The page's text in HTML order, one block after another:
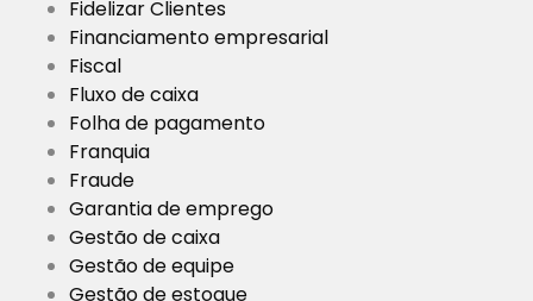
Fidelizar Clientes
Financiamento empresarial
Fiscal
Fluxo de caixa
Folha de pagamento
Franquia
Fraude
Garantia de emprego
Gestão de caixa
Gestão de equipe
Gestão de estoque